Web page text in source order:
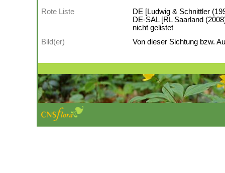
Rote Liste
DE [Ludwig & Schnittler
DE-SAL [RL Saarland
nicht gelistet
Bild(er)
Von dieser Sichtung bzw.